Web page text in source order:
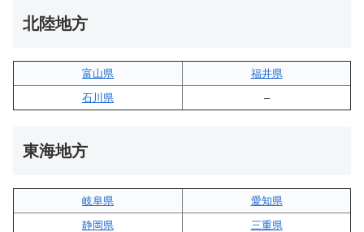
北陸地方
富山県
福井県
石川県
–
東海地方
岐阜県
愛知県
静岡県
三重県